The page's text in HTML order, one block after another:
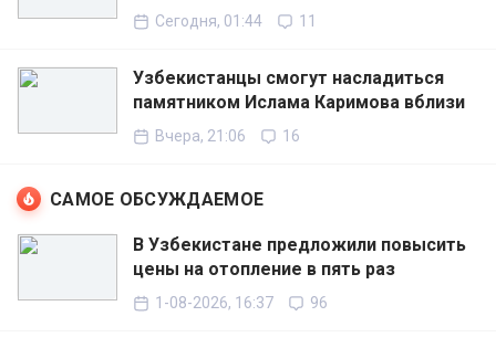
Сегодня, 01:44 11
Узбекистанцы смогут насладиться
памятником Ислама Каримова вблизи
Вчера, 21:06 16
САМОЕ ОБСУЖДАЕМОЕ
В Узбекистане предложили повысить
цены на отопление в пять раз
1-08-2026, 16:37 96